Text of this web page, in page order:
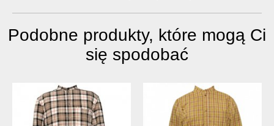
Podobne produkty, które mogą Ci
się spodobać